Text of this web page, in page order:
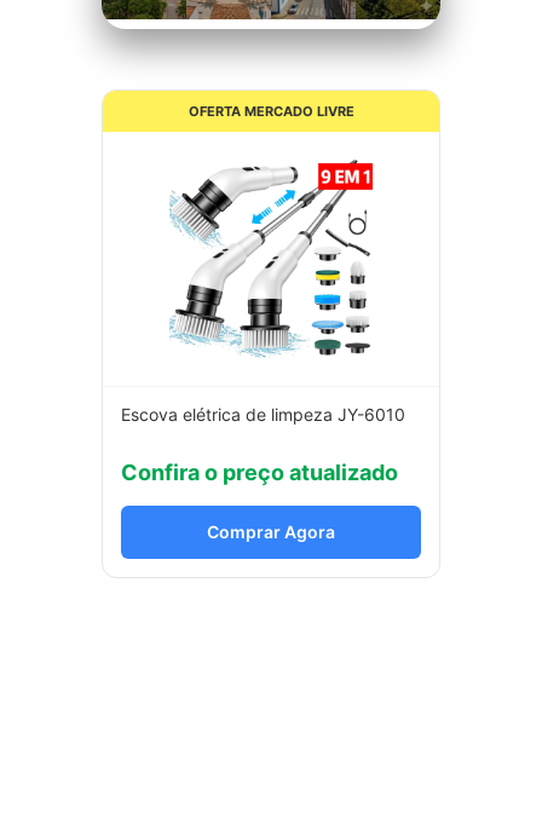
OFERTA MERCADO LIVRE
Escova elétrica de limpeza JY-6010
Confira o preço atualizado
Comprar Agora